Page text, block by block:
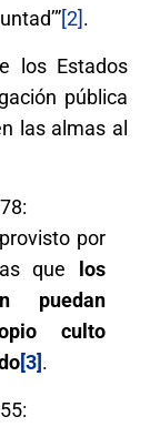
[2].
los Estados
pública
las almas al
por
que los
puedan
culto
[3].